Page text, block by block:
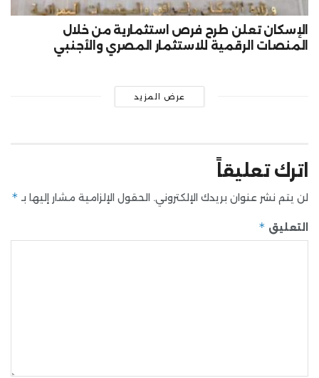
الإسكان تعلن طرح فرص استثمارية من خلال
المنصات الرقمية للاستثمار المصري والأجنبي
عرض المزيد
اترك تعليقاً
لن يتم نشر عنوان بريدك الإلكتروني. الحقول الإلزامية مشار إليها بـ *
التعليق *